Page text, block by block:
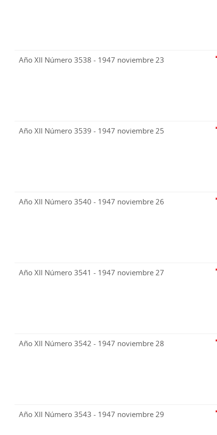
Año XII Número 3538 - 1947 noviembre 23
Año XII Número 3539 - 1947 noviembre 25
Año XII Número 3540 - 1947 noviembre 26
Año XII Número 3541 - 1947 noviembre 27
Año XII Número 3542 - 1947 noviembre 28
Año XII Número 3543 - 1947 noviembre 29